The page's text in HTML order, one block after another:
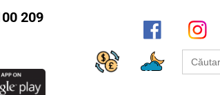
209
Search
for: